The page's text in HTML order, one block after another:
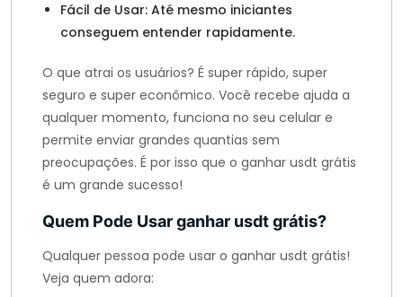
Fácil de Usar: Até mesmo iniciantes
conseguem entender rapidamente.
O que atrai os usuários? É super rápido, super
seguro e super econômico. Você recebe ajuda a
qualquer momento, funciona no seu celular e
permite enviar grandes quantias sem
preocupações. É por isso que o ganhar usdt grátis
é um grande sucesso!
Quem Pode Usar ganhar usdt grátis?
Qualquer pessoa pode usar o ganhar usdt grátis!
Veja quem adora: